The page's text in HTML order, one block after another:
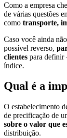
Como a empresa
de várias questões
como transporte,
Caso você ainda
possível reverso,
clientes para definir
índice.
Qual é a
O estabelecimento
de precificação de
sobre o valor que
distribuição.